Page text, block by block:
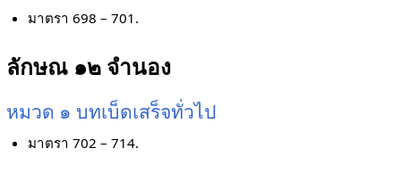
มาตรา 698 – 701.
ลักษณ ๑๒ จำนอง
หมวด ๑ บทเบ็ดเสร็จทั่วไป
มาตรา 702 – 714.